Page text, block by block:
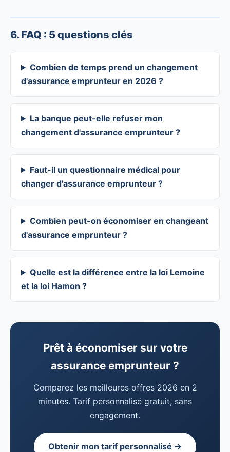
6. FAQ : 5 questions clés
Combien de temps prend un changement
d'assurance emprunteur en 2026 ?
La banque peut-elle refuser mon
changement d'assurance emprunteur ?
Faut-il un questionnaire médical pour
changer d'assurance emprunteur ?
Combien peut-on économiser en changeant
d'assurance emprunteur ?
Quelle est la différence entre la loi Lemoine
et la loi Hamon ?
Prêt à économiser sur votre
assurance emprunteur ?
Comparez les meilleures offres 2026 en 2
minutes. Tarif personnalisé gratuit, sans
engagement.
Obtenir mon tarif personnalisé →